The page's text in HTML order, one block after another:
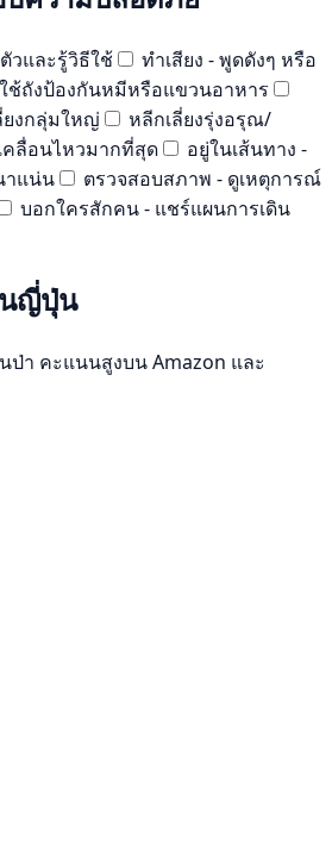
วและรู้วิธีใช้
ทำเสียง - พูดดังๆ หรือ
ช้ถังป้องกันหมีหรือแขวนอาหาร
ยงกลุ่มใหญ่
หลีกเลี่ยงรุ่งอรุณ/
คลื่อนไหวมากที่สุด
อยู่ในเส้นทาง -
าแน่น
ตรวจสอบสภาพ - ดูเหตุการณ์
บอกใครสักคน - แชร์แผนการเดิน
ญี่ปุ่น
า คะแนนสูงบน Amazon และ